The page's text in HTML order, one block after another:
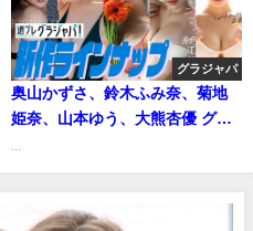
グラジャパ
奥山かずさ、鈴木ふみ奈、菊地
姫奈、山本ゆう、大熊杏優 グラ
UP】2022/3/14週発売＜奥山かず
さ、鈴木ふみ奈、菊地姫奈、山
本ゆう、大熊杏優＞（2022年04